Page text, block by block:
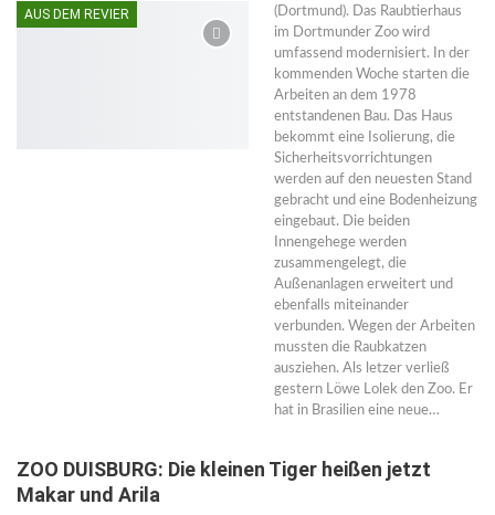
AUS DEM REVIER
(Dortmund). Das Raubtierhaus
im Dortmunder Zoo wird
umfassend modernisiert. In der
kommenden Woche starten die
Arbeiten an dem 1978
entstandenen Bau. Das Haus
bekommt eine Isolierung, die
Sicherheitsvorrichtungen
werden auf den neuesten Stand
gebracht und eine Bodenheizung
eingebaut. Die beiden
Innengehege werden
zusammengelegt, die
Außenanlagen erweitert und
ebenfalls miteinander
verbunden. Wegen der Arbeiten
mussten die Raubkatzen
ausziehen. Als letzer verließ
gestern Löwe Lolek den Zoo. Er
hat in Brasilien eine neue…
ZOO DUISBURG: Die kleinen Tiger heißen jetzt
Makar und Arila